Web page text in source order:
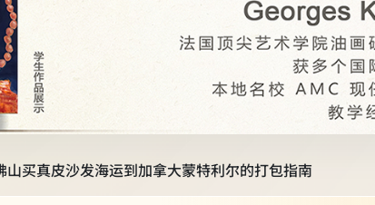
山买真皮沙发海运到加拿大蒙特利尔的打包指南